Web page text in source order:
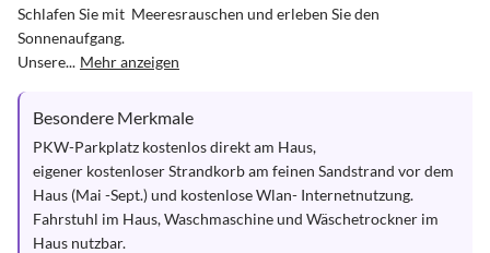
Schlafen Sie mit  Meeresrauschen und erleben Sie den
Sonnenaufgang.
Unsere... Mehr anzeigen
Besondere Merkmale
PKW-Parkplatz kostenlos direkt am Haus,
eigener kostenloser Strandkorb am feinen Sandstrand vor dem
Haus (Mai -Sept.) und kostenlose Wlan- Internetnutzung.
Fahrstuhl im Haus, Waschmaschine und Wäschetrockner im
Haus nutzbar.